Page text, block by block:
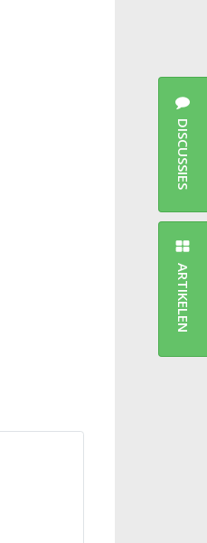
DISCUSSIES
ARTIKELEN